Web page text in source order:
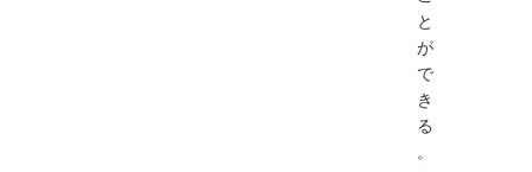
と
が
で
き
る
。